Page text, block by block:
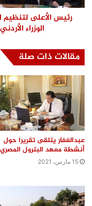
رئيس الأعلى لتنظيم
الوزراء
مقالات ذات صلة
عبدالغفار يتلقى تقريرا حول
أنشطة معهد البترول المصري
15 مارس، 2021